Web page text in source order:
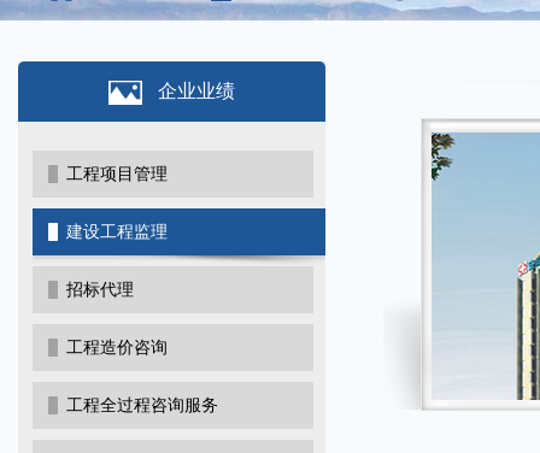
企业业绩
工程项目管理
建设工程监理
招标代理
工程造价咨询
工程全过程咨询服务